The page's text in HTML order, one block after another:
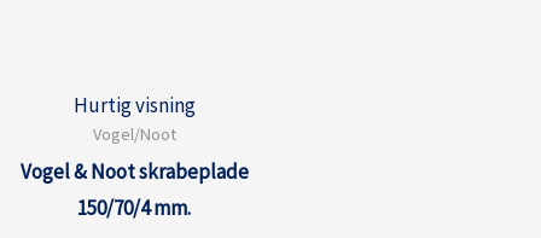
Hurtig visning
Vogel/Noot
Vogel & Noot skrabeplade
150/70/4 mm.